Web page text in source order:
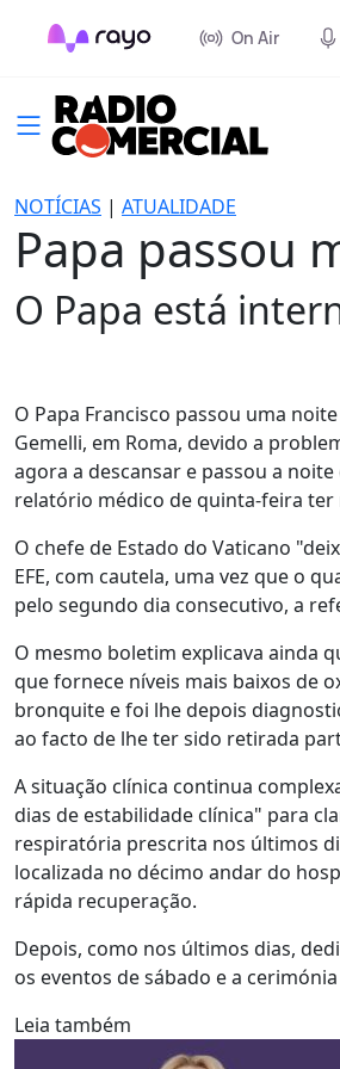
On Air
NOTÍCIAS | ATUALIDADE
Papa passou
O Papa está
O Papa Francisco passou uma
Gemelli, em Roma, devido a
agora a descansar e passou a
relatório médico de quinta-feira ter
O chefe de Estado do Vaticano
EFE, com cautela, uma vez que o
pelo segundo dia consecutivo, a
O mesmo boletim explicava ainda
que fornece níveis mais baixos de
bronquite e foi lhe depois
ao facto de lhe ter sido retirada
A situação clínica continua
dias de estabilidade clínica" para
respiratória prescrita nos últimos
localizada no décimo andar do
rápida recuperação.
Depois, como nos últimos dias,
os eventos de sábado e a
Leia também